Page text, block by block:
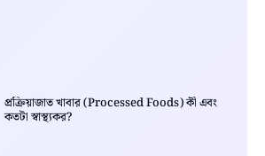
প্রক্রিয়াজাত খাবার (Processed Foods) কী এবং
কতটা স্বাস্থ্যকর?